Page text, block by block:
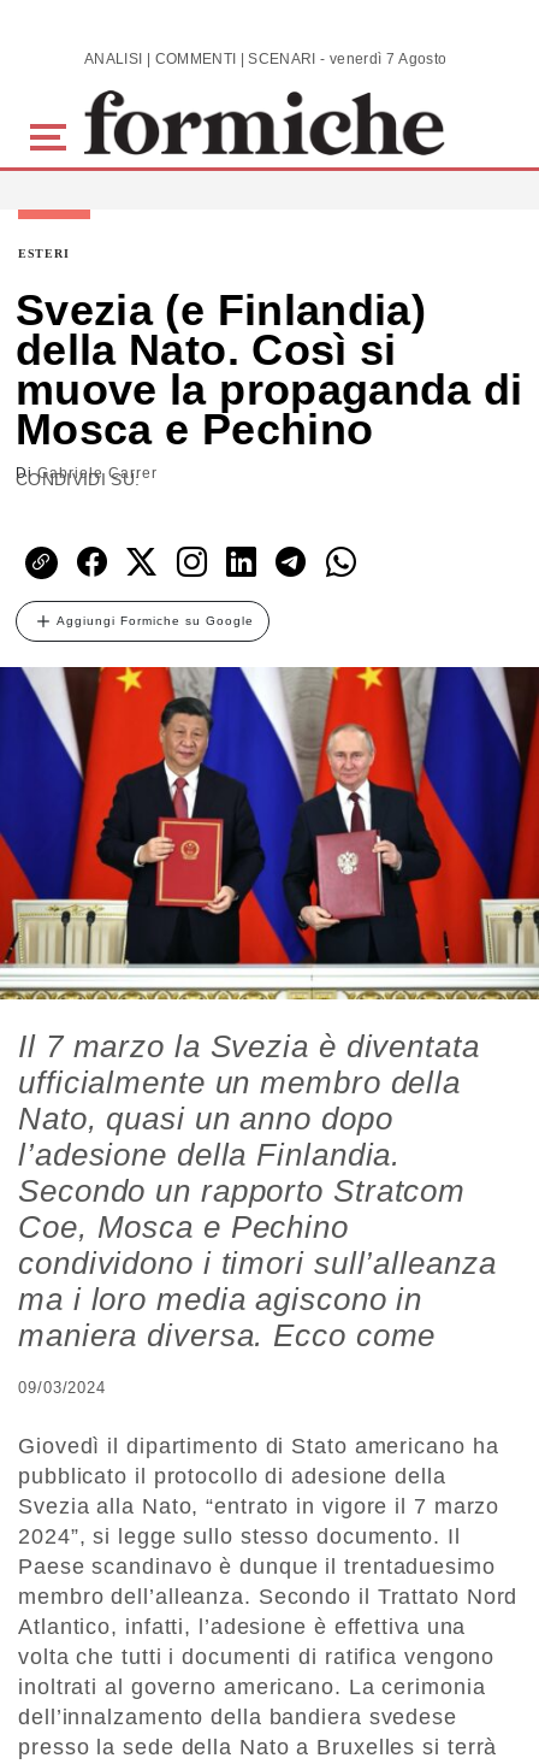
Skip to main content ANALISI | COMMENTI | SCENARI - venerdì 7 Agosto 2026
ESTERI
Svezia (e Finlandia)
della Nato. Così si
muove la propaganda di
Mosca e Pechino
DiGabriele Carrer
CONDIVIDI SU:
Aggiungi Formiche su Google
Il 7 marzo la Svezia è diventata
ufficialmente un membro della
Nato, quasi un anno dopo
l’adesione della Finlandia.
Secondo un rapporto Stratcom
Coe, Mosca e Pechino
condividono i timori sull’alleanza
ma i loro media agiscono in
maniera diversa. Ecco come
09/03/2024
Giovedì il dipartimento di Stato americano ha
pubblicato il protocollo di adesione della
Svezia alla Nato, “entrato in vigore il 7 marzo
2024”, si legge sullo stesso documento. Il
Paese scandinavo è dunque il trentaduesimo
membro dell’alleanza. Secondo il Trattato Nord
Atlantico, infatti, l’adesione è effettiva una
volta che tutti i documenti di ratifica vengono
inoltrati al governo americano. La cerimonia
dell’innalzamento della bandiera svedese
presso la sede della Nato a Bruxelles si terrà